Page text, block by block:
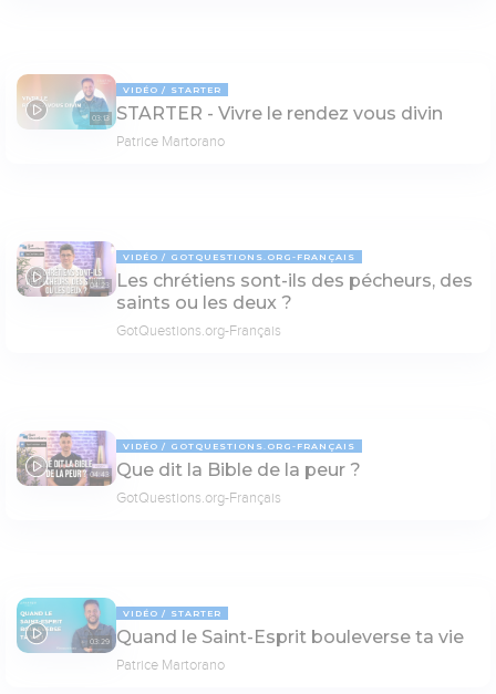
03:13
VIDÉO STARTER
STARTER - Vivre le rendez vous divin
Patrice Martorano
04:23
VIDÉO GOTQUESTIONS.ORG-FRANÇAIS
Les chrétiens sont-ils des pécheurs, des
saints ou les deux ?
GotQuestions.org-Français
04:43
VIDÉO GOTQUESTIONS.ORG-FRANÇAIS
Que dit la Bible de la peur ?
GotQuestions.org-Français
03:29
VIDÉO STARTER
Quand le Saint-Esprit bouleverse ta vie
Patrice Martorano